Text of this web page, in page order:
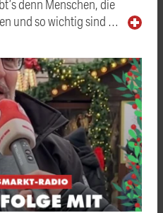
denn Menschen, die
und so wichtig sind …